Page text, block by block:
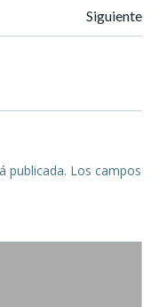
Siguiente
publicada. Los campos